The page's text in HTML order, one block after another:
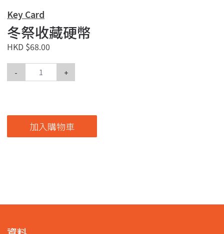
Key Card
冬祭收藏硬幣
HKD $68.00
- +
加入購物車